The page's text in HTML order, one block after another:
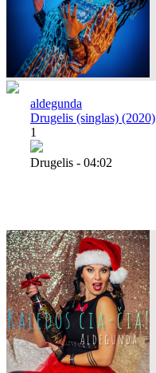
aldegunda
Drugelis (singlas) (2020)
1
Drugelis - 04:02